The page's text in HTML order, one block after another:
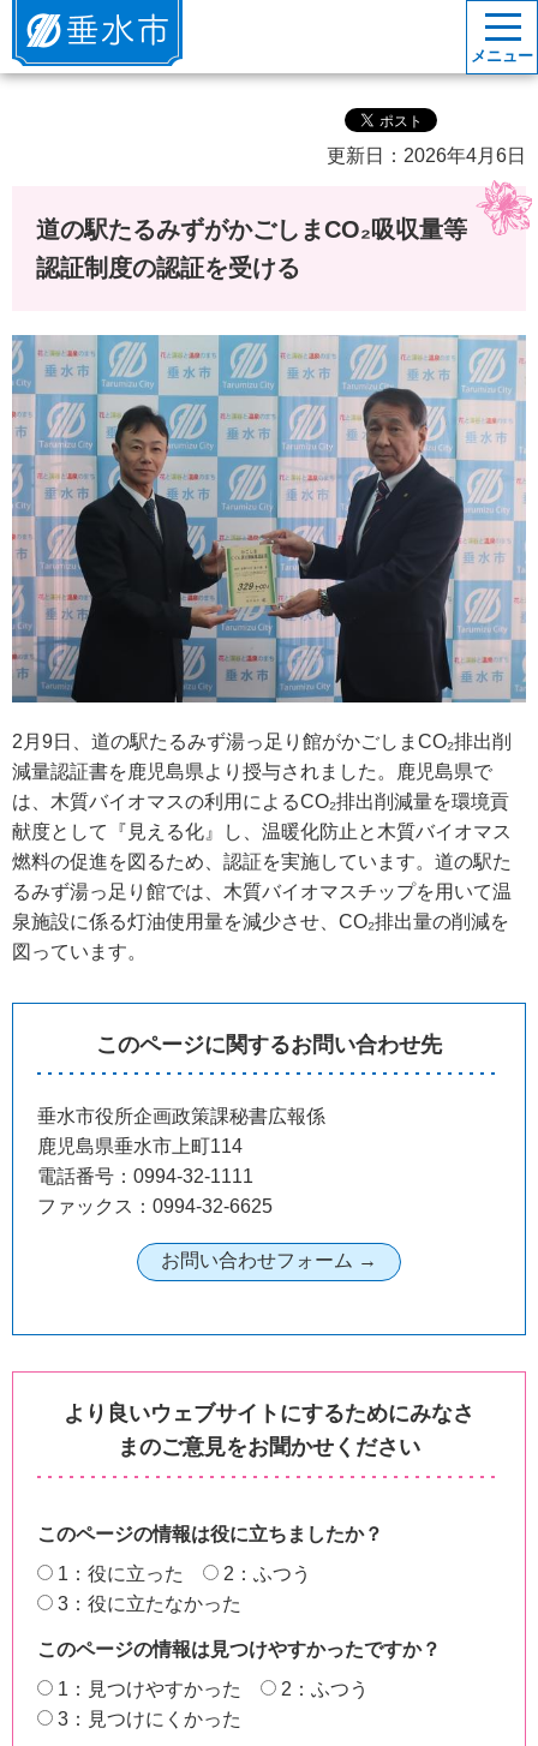
垂水市
メニュー
更新日：2026年4月6日
道の駅たるみずがかごしまCO₂吸収量等
認証制度の認証を受ける
2月9日、道の駅たるみず湯っ足り館がかごしまCO₂排出削
減量認証書を鹿児島県より授与されました。鹿児島県で
は、木質バイオマスの利用によるCO₂排出削減量を環境貢
献度として『見える化』し、温暖化防止と木質バイオマス
燃料の促進を図るため、認証を実施しています。道の駅た
るみず湯っ足り館では、木質バイオマスチップを用いて温
泉施設に係る灯油使用量を減少させ、CO₂排出量の削減を
図っています。
このページに関するお問い合わせ先
垂水市役所企画政策課秘書広報係
鹿児島県垂水市上町114
電話番号：0994-32-1111
ファックス：0994-32-6625
より良いウェブサイトにするためにみなさ
まのご意見をお聞かせください
このページの情報は役に立ちましたか？
1：役に立った
2：ふつう
3：役に立たなかった
このページの情報は見つけやすかったですか？
1：見つけやすかった
2：ふつう
3：見つけにくかった